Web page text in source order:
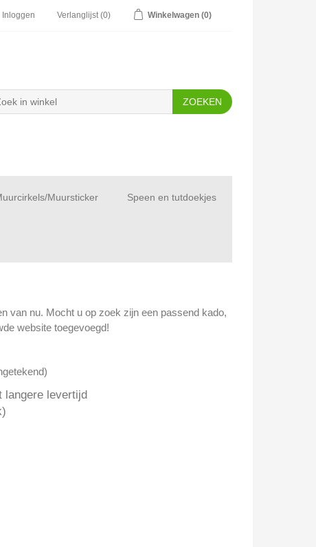
Inloggen Verlanglijst (0) Winkelwagen (0)
Muursticker Speen en tutdoekjes
van nu. Mocht u op zoek zijn een passend kado,
website toegevoegd!
langere levertijd